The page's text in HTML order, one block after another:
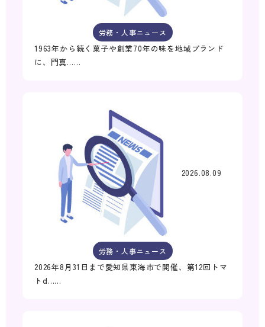
労務・人事ニュース
1963年から続く菓子や創業70年の味を地域ブランド
に、門真……
2026.08.09
労務・人事ニュース
2026年8月31日まで愛知県東海市で開催、第12回トマ
トd……